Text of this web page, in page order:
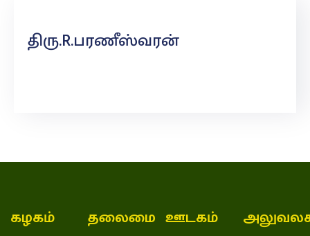
திரு.R.பரணீஸ்வரன்
கழகம் தலைமை ஊடகம்